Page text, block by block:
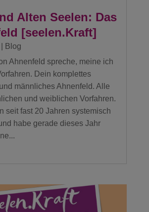
Alten Seelen: Das
[seelen.Kraft]
Blog
Ahnenfeld spreche, meine ich
Dein komplettes
männliches Ahnenfeld. Alle
und weiblichen Vorfahren.
seit fast 20 Jahren systemisch
habe gerade dieses Jahr